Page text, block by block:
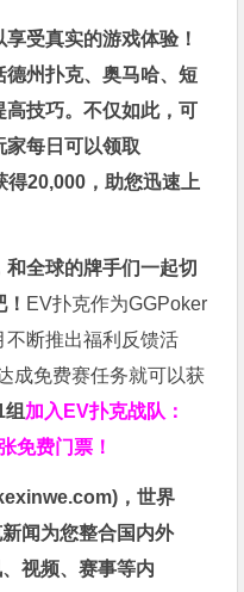
受真实的游戏体验！
州扑克、奥马哈、短
高技巧。不仅如此，可
家每日可以领取
得20,000，助您迅速上
全球的牌手们一起切
EV扑克作为GGPoker
不断推出福利反馈活
成免费赛任务就可以获
加入EV扑克战队：
免费门票！
)，世界
闻为您整合国内外
视频、赛事等内